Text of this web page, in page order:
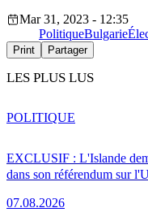
Mar 31, 2023 - 12:35
PolitiqueBulgarie
Print Partager
LES PLUS LUS
EXCLUSIF : L'Islande
dans son référendum sur
07.08.2026
POLITIQUE